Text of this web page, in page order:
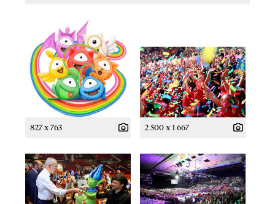
827 x 763 2 500 x 1 667